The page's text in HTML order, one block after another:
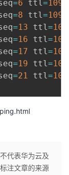
=6 ttl=109
=8 ttl=109
=13 ttl=109
=16 ttl=109
=17 ttl=109
=19 ttl=109
=21 ttl=109
代表华为云及
注文章的来源